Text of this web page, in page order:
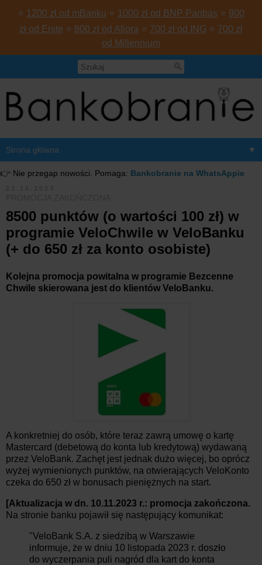
⭐ 1200 zł od mBanku ⭐ 1000 zł od BNP Paribas ⭐ 900
zł od Erste ⭐ 800 zł od Aliora ⭐ 700 zł od ING ⭐ 700 zł
od Millennium
▼
👉 Nie przegap nowości. Pomaga: Bankobranie na WhatsAppie
8500 punktów (o wartości 100 zł) w
programie VeloChwile w VeloBanku
(+ do 650 zł za konto osobiste)
Kolejna promocja powitalna w programie Bezcenne
Chwile skierowana jest do klientów VeloBanku.
A konkretniej do osób, które teraz zawrą umowę o kartę
Mastercard (debetową do konta lub kredytową) wydawaną
przez VeloBank. Zachęt jest jednak dużo więcej, bo oprócz
wyżej wymienionych punktów, na otwierających VeloKonto
czeka do 650 zł w bonusach pieniężnych na start.
[Aktualizacja w dn. 10.11.2023 r.: promocja zakończona.
Na stronie banku pojawił się następujący komunikat:
"VeloBank S.A. z siedzibą w Warszawie
informuje, że w dniu 10 listopada 2023 r. doszło
do wyczerpania puli nagród dla kart do konta